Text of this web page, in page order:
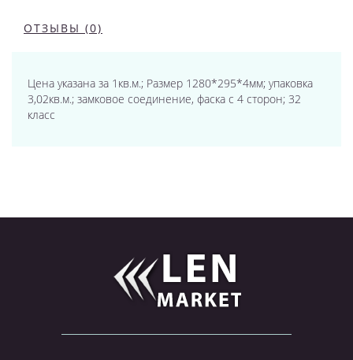
ОТЗЫВЫ (0)
Цена указана за 1кв.м.; Размер 1280*295*4мм; упаковка
3,02кв.м.; замковое соединение, фаска с 4 сторон; 32
класс